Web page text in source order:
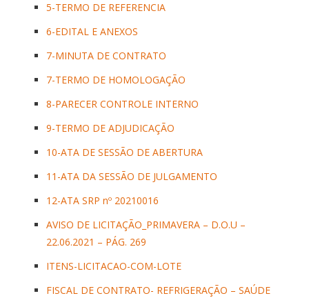
5-TERMO DE REFERENCIA
6-EDITAL E ANEXOS
7-MINUTA DE CONTRATO
7-TERMO DE HOMOLOGAÇÃO
8-PARECER CONTROLE INTERNO
9-TERMO DE ADJUDICAÇÃO
10-ATA DE SESSÃO DE ABERTURA
11-ATA DA SESSÃO DE JULGAMENTO
12-ATA SRP nº 20210016
AVISO DE LICITAÇÃO_PRIMAVERA – D.O.U –
22.06.2021 – PÁG. 269
ITENS-LICITACAO-COM-LOTE
FISCAL DE CONTRATO- REFRIGERAÇÃO – SAÚDE